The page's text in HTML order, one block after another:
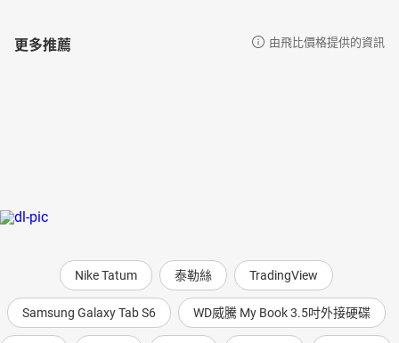
更多推薦 由飛比價格提供的資訊
Nike Tatum 泰勒絲 TradingView
Samsung Galaxy Tab S6 WD威騰 My Book 3.5吋外接硬碟